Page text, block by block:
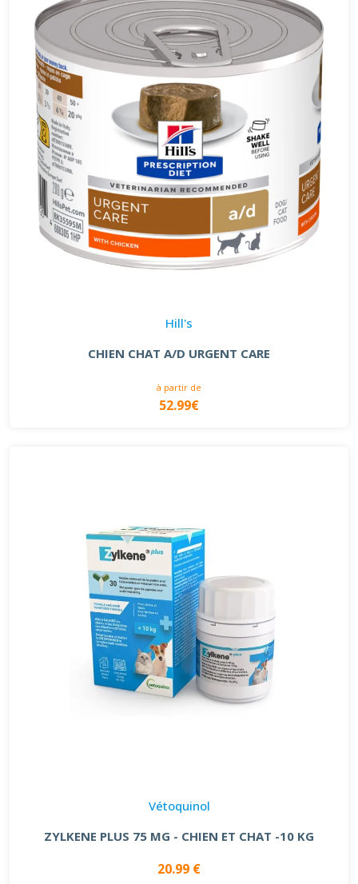
Hill's
CHIEN CHAT A/D URGENT CARE
à partir de
52.99€
Vétoquinol
ZYLKENE PLUS 75 MG - CHIEN ET CHAT -10 KG
20.99 €